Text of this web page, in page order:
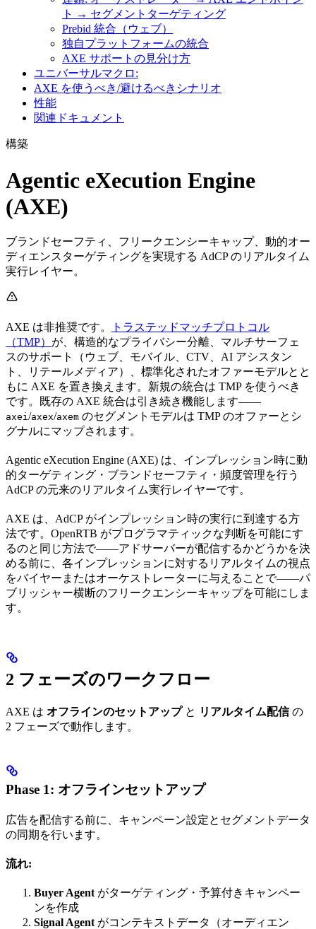
ト → セグメントターゲティング
Prebid 統合（ウェブ）
独自プラットフォームの統合
AXE サポートの見分け方
ユニバーサルマクロ:
AXE を使うべき/避けるべきシナリオ
性能
関連ドキュメント
構築
Agentic eXecution Engine
(AXE)
ブランドセーフティ、フリークエンシーキャップ、動的オー
ディエンスターゲティングを実現する AdCP のリアルタイム
実行レイヤー。
AXE は非推奨です。
トラステッドマッチプロトコル
（TMP） が、構造的なプライバシー分離、マルチサーフェ
スのサポート（ウェブ、モバイル、CTV、AI アシスタン
ト、リテールメディア）、標準化されたオファーモデルとと
もに AXE を置き換えます。新規の統合は TMP を使うべき
です。既存の AXE 統合は引き続き機能します——
axei/axex/axem のセグメントモデルは TMP のオファーとシ
グナルにマップされます。
Agentic eXecution Engine (AXE) は、インプレッション時に動
的ターゲティング・ブランドセーフティ・頻度管理を行う
AdCP の元来のリアルタイム実行レイヤーです。
AXE は、AdCP がインプレッション時の実行に到達する方
法です。OpenRTB がプログラマティックな判断を可能にす
るのと同じ方法で——アドサーバーが配信するかどうかを決
める前に、各インプレッションに対するリアルタイムの視点
をバイヤーまたはオーケストレーターに与えることで——パ
ブリッシャー横断のフリークエンシーキャップを可能にしま
す。
2 フェーズのワークフロー
AXE は オフラインのセットアップと リアルタイム配信の
2 フェーズで動作します。
Phase 1: オフラインセットアップ
広告を配信する前に、キャンペーン設定とセグメントデータ
の同期を行います。
流れ:
Buyer Agent がターゲティング・予算付きキャンペー
ンを作成
Signal Agent がコンテキストデータ（オーディエン